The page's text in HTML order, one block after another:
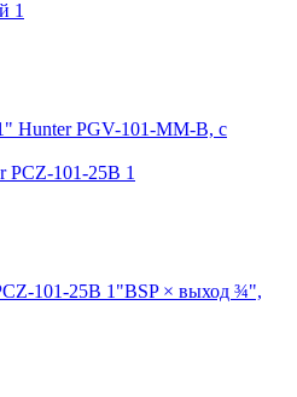
Hunter PGV-101-MM-B, с
101-25B 1"BSP × выход ¾",